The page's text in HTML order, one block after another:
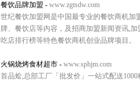
餐饮品牌加盟 - www.zgtsdw.com
世纪餐饮加盟网是中国最专业的餐饮商机加
牌、餐饮店等内容，及招商加盟新闻资讯,
吃店排行榜等特色餐饮商机创业品牌项目。
火锅烧烤食材超市 - www.sphjm.com
首品烩,总部工厂「批发价」一站式配送